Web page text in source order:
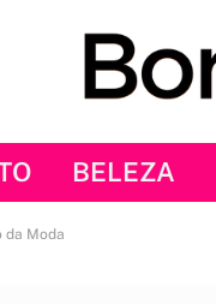
BELEZA
da Moda